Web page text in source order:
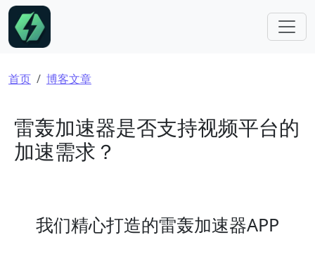
跳转到主要内容
面包屑
首页 博客文章
雷轰加速器是否支持视频平台的
加速需求？
我们精心打造的雷轰加速器APP